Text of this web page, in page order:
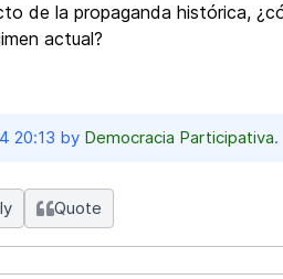
de la propaganda histórica,
actual?
20:13 by Democracia Participativa.
Quote